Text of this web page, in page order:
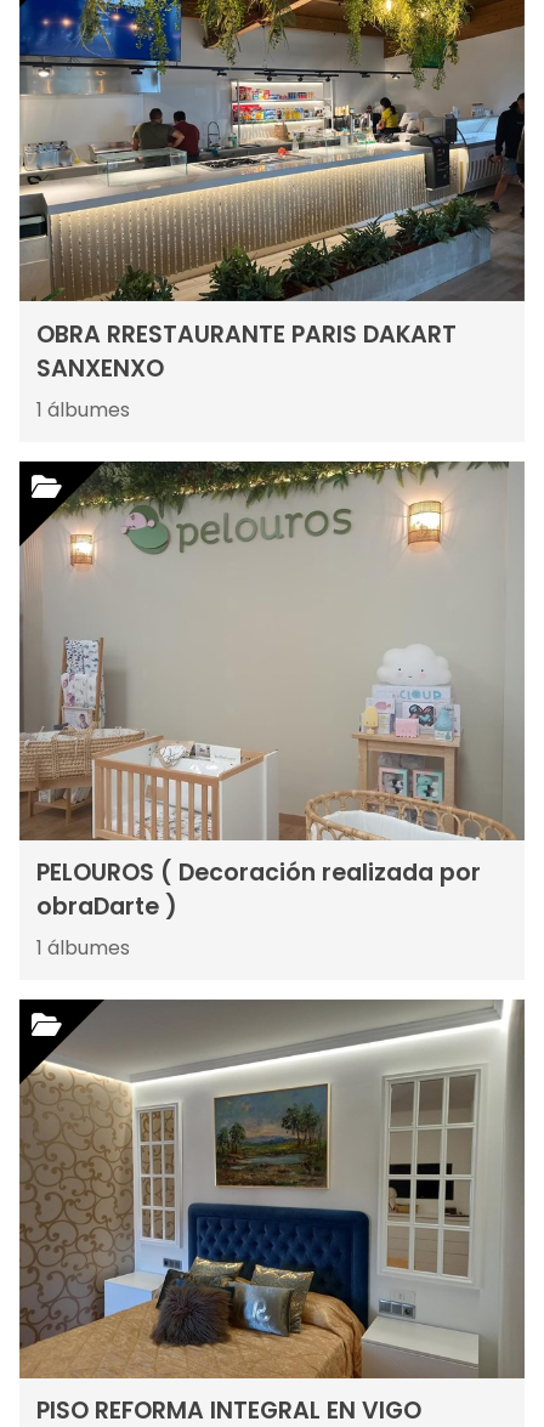
OBRA RRESTAURANTE PARIS DAKART
SANXENXO
1 álbumes
PELOUROS ( Decoración realizada por
obraDarte )
1 álbumes
PISO REFORMA INTEGRAL EN VIGO